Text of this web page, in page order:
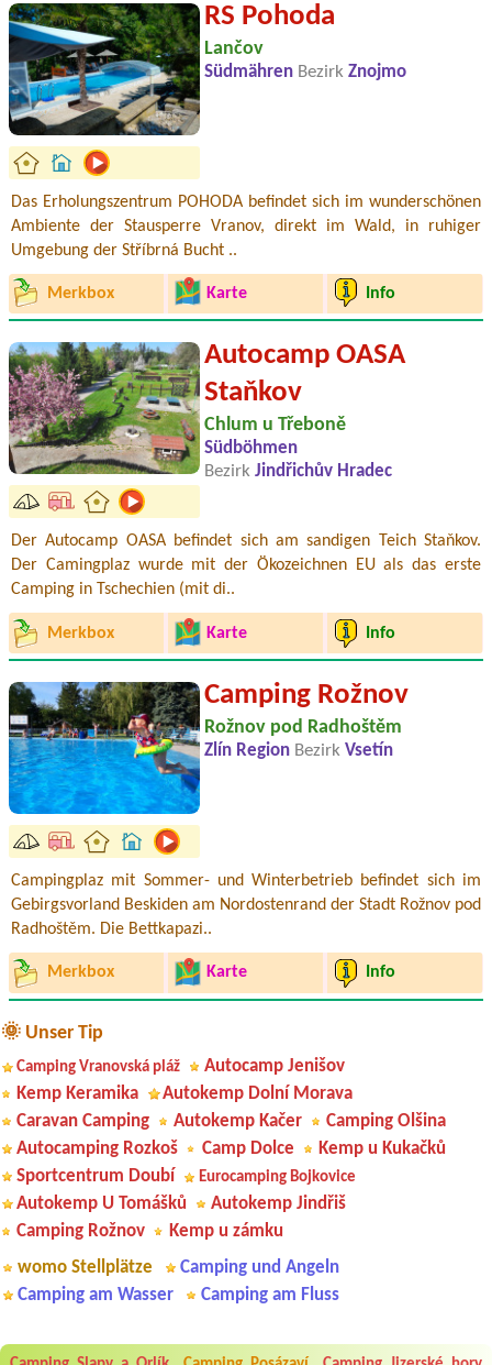
RS Pohoda
Lančov
Südmähren Bezirk Znojmo
Das Erholungszentrum POHODA befindet sich im wunderschönen
Ambiente der Stausperre Vranov, direkt im Wald, in ruhiger
Umgebung der Stříbrná Bucht ..
Merkbox Karte Info
Autocamp OASA
Staňkov
Chlum u Třeboně
Südböhmen
Bezirk Jindřichův Hradec
Der Autocamp OASA befindet sich am sandigen Teich Staňkov.
Der Camingplaz wurde mit der Ökozeichnen EU als das erste
Camping in Tschechien (mit di..
Merkbox Karte Info
Camping Rožnov
Rožnov pod Radhoštěm
Zlín Region Bezirk Vsetín
Campingplaz mit Sommer- und Winterbetrieb befindet sich im
Gebirgsvorland Beskiden am Nordostenrand der Stadt Rožnov pod
Radhoštěm. Die Bettkapazi..
Merkbox Karte Info
🌞 Unser Tip
Camping Vranovská pláž
Autocamp Jenišov
Kemp Keramika
Autokemp Dolní Morava
Caravan Camping
Autokemp Kačer
Camping Olšina
Autocamping Rozkoš
Camp Dolce
Kemp u Kukačků
Sportcentrum Doubí
Eurocamping Bojkovice
Autokemp U Tomášků
Autokemp Jindřiš
Camping Rožnov
Kemp u zámku
womo Stellplätze
Camping und Angeln
Camping am Wasser
Camping am Fluss
Aneta Melicharová ***